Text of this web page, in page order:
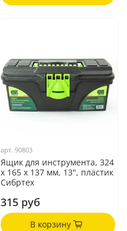
арт.90803
Ящик для инструмента, 324
х 165 х 137 мм, 13", пластик
Сибртех
315 руб
В корзину